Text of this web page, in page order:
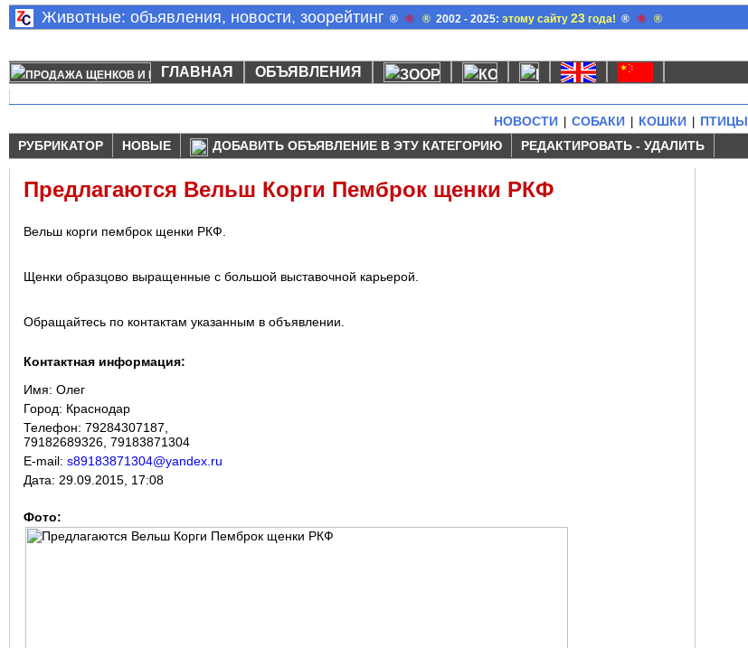
Животные: объявления, новости, зоорейтинг ® ® ® 2002 - 2025:этому сайту23 года! ® ® ®
ГЛАВНАЯ ОБЪЯВЛЕНИЯ
НОВОСТИ СОБАКИ КОШКИ ПТИЦЫ
РУБРИКАТОР
НОВЫЕ ДОБАВИТЬ ОБЪЯВЛЕНИЕ В ЭТУ КАТЕГОРИЮ РЕДАКТИРОВАТЬ - УДАЛИТЬ
Предлагаются Вельш Корги Пемброк щенки РКФ
Вельш корги пемброк щенки РКФ.
Щенки образцово выращенные с большой выставочной карьерой.
Обращайтесь по контактам указанным в объявлении.
Контактная информация:
Имя: Олег
Город: Краснодар
Телефон: 79284307187,
79182689326, 79183871304
E-mail: s89183871304@yandex.ru
Дата: 29.09.2015, 17:08
Фото: